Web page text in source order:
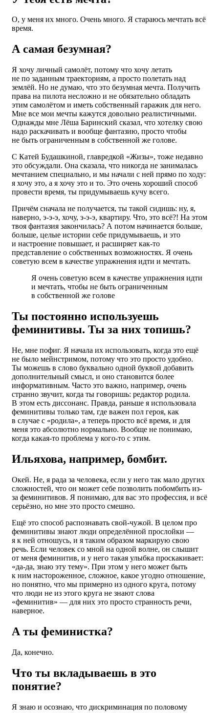
О, у меня их много. Очень много. Я стараюсь мечтать всё
время.
А самая безумная?
Я хочу личный самолёт, потому что хочу летать
не по заданным траекториям, а просто полетать над
землёй. Но не думаю, что это безумная мечта. Получить
права на пилота несложно и не обязательно обладать
этим самолётом и иметь собственный гаражик для него.
Мне все мои мечты кажутся довольно реалистичными.
Однажды мне Лёша Баринский сказал, что хотелку свою
надо раскачивать и вообще фантазию, просто чтобы
не быть ограниченным в собственной же голове.
С Катей Будашкиной, главредкой «Жизы», тоже недавно
это обсуждали. Она сказала, что никогда не занималась
мечтанием специально, и мы начали с ней прямо по ходу:
я хочу это, а я хочу это и то. Это очень хороший способ
провести время, ты придумываешь кучу всего.
Причём сначала не получается, ты такой сидишь: ну, я,
наверно, э-э-э, хочу, э-э-э, квартиру. Что, это всё?! На этом
твоя фантазия закончилась? А потом начинается больше,
больше, целые истории себе придумываешь, и это
и настроение повышает, и расширяет как-то
представление о собственных возможностях. Я очень
советую всем в качестве упражнения идти и мечтать.
Я очень советую всем в качестве упражнения идти
и мечтать, чтобы не быть ограниченным
в собственной же голове
Ты постоянно используешь
феминитивы. Ты за них топишь?
Не, мне пофиг. Я начала их использовать, когда это ещё
не было мейнстримом, потому что это просто удобно.
Ты можешь в слово буквально одной буквой добавить
дополнительный смысл, и оно становится более
информативным. Часто это важно, например, очень
странно звучит, когда ты говоришь: редактор родила.
В этом есть диссонанс. Правда, раньше я использовала
феминитивы только там, где важен пол героя, как
в случае с «родила», а теперь просто всё время, и для
меня это абсолютно нормально. Вообще не понимаю,
когда какая-то проблема у кого-то с этим.
Ильяхова, например, бомбит.
Окей. Не, я рада за человека, если у него так мало других
сложностей, что он может себе позволить побомбить из-
за феминитивов. Я понимаю, для вас это профессия, и всё
серьёзно, но мне это просто смешно.
Ещё это способ распознавать свой-чужой. В целом про
феминитивы знают люди определённой прослойки —
я к ней отношусь, и я таким образом маркирую свою
речь. Если человек со мной на одной волне, он слышит
от меня феминитив, и у него такая улыбка проскакивает:
«да-да, знаю эту тему». При этом у него может быть
к ним настороженное, сложное, какое угодно отношение,
но понятно, что мы примерно из одного круга, потому
что люди не из этого круга не знают слова
«феминитив» — для них это просто странность речи,
наверное.
А ты феминистка?
Да, конечно.
Что ты вкладываешь в это
понятие?
Я знаю и осознаю, что дискриминация по половому